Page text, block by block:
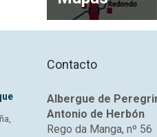
Contacto
Albergue de
Antonio de Herbón
Rego da Manga, nº 56